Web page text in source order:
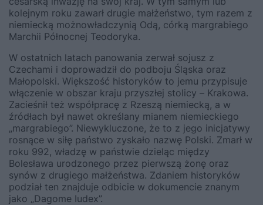
kolejnym roku zawarł drugie małżeństwo, tym razem z
niemiecką możnowładczynią Odą, córką margrabiego
Marchii Północnej Teodoryka.
W ostatnich latach panowania zerwał sojusz z
Czechami i doprowadził do podboju Śląska oraz
Małopolski. Większość historyków to jemu przypisuje
włączenie w obszar kraju przyszłej stolicy – Krakowa.
Zacieśnił też współpracę z Rzeszą niemiecką, a w
źródłach był nawet określany mianem niemieckiego
„margrabiego”. Niewykluczone, że to z jego inicjatywy
rosnące w siłę państwo zyskało nazwę Polski. Zmarł w
roku 992, władzę w państwie dzieląc między
Bolesława urodzonego przez pierwszą żonę oraz
synów z drugiego małżeństwa. Zdaniem historyków
podział ten znajduje odbicie w dokumencie znanym
jako „Dagome Iudex”.